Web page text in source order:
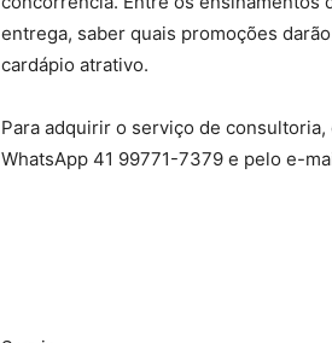
entrega, saber quais promoções
cardápio atrativo.
Para adquirir o serviço de
WhatsApp 41 99771-7379 e pelo e-